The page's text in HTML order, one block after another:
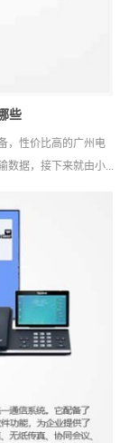
些
，性价比高的广州电
数据，接下来就由小...